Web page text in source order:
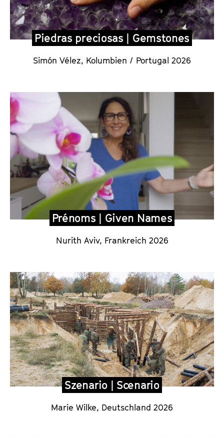
Piedras preciosas | Gemstones
Simón Vélez, Kolumbien / Portugal 2026
Prénoms | Given Names
Nurith Aviv, Frankreich 2026
Szenario | Scenario
Marie Wilke, Deutschland 2026